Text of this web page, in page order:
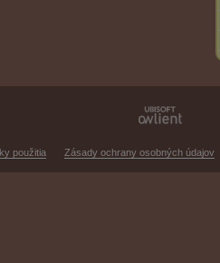
použitia Zásady ochrany osobných údajov